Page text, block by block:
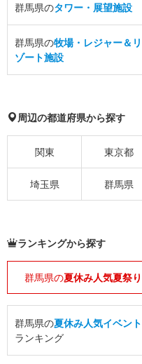
群馬県のタワー・展望施設
群馬県の牧場・レジャー＆リ
ゾート施設
周辺の都道府県から探す
関東 東京都
埼玉県 群馬県
ランキングから探す
群馬県の夏休み人気夏祭り
群馬県の夏休み人気イベント
ランキング